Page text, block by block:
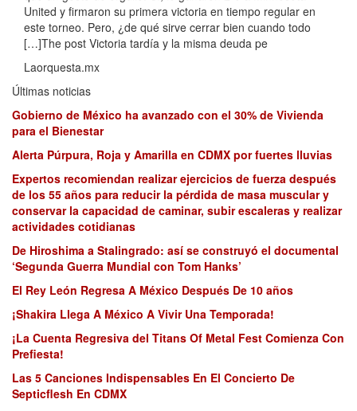
United y firmaron su primera victoria en tiempo regular en
este torneo. Pero, ¿de qué sirve cerrar bien cuando todo
[…]The post Victoria tardía y la misma deuda pe
Laorquesta.mx
Últimas noticias
Gobierno de México ha avanzado con el 30% de Vivienda
para el Bienestar
Alerta Púrpura, Roja y Amarilla en CDMX por fuertes lluvias
Expertos recomiendan realizar ejercicios de fuerza después
de los 55 años para reducir la pérdida de masa muscular y
conservar la capacidad de caminar, subir escaleras y realizar
actividades cotidianas
De Hiroshima a Stalingrado: así se construyó el documental
‘Segunda Guerra Mundial con Tom Hanks’
El Rey León Regresa A México Después De 10 años
¡Shakira Llega A México A Vivir Una Temporada!
¡La Cuenta Regresiva del Titans Of Metal Fest Comienza Con
Prefiesta!
Las 5 Canciones Indispensables En El Concierto De
Septicflesh En CDMX